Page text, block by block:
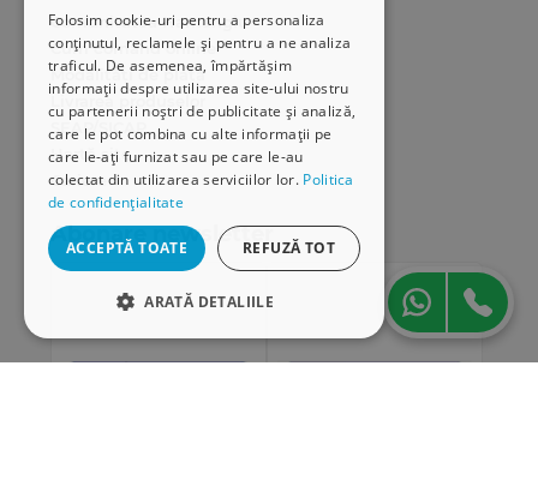
Folosim cookie-uri pentru a personaliza
conținutul, reclamele și pentru a ne analiza
traficul. De asemenea, împărtășim
informații despre utilizarea site-ului nostru
cu partenerii noștri de publicitate și analiză,
care le pot combina cu alte informații pe
care le-ați furnizat sau pe care le-au
colectat din utilizarea serviciilor lor. Politica
de confidențialitate
ACCEPTĂ TOATE REFUZĂ TOT
ARATĂ DETALIILE
Comunitatea Hamangiu
Cum comand online
Modalități de plată
Livrarea produselor
SEAP/SICAP
Hartă site
Cariere
Abonare newsletter